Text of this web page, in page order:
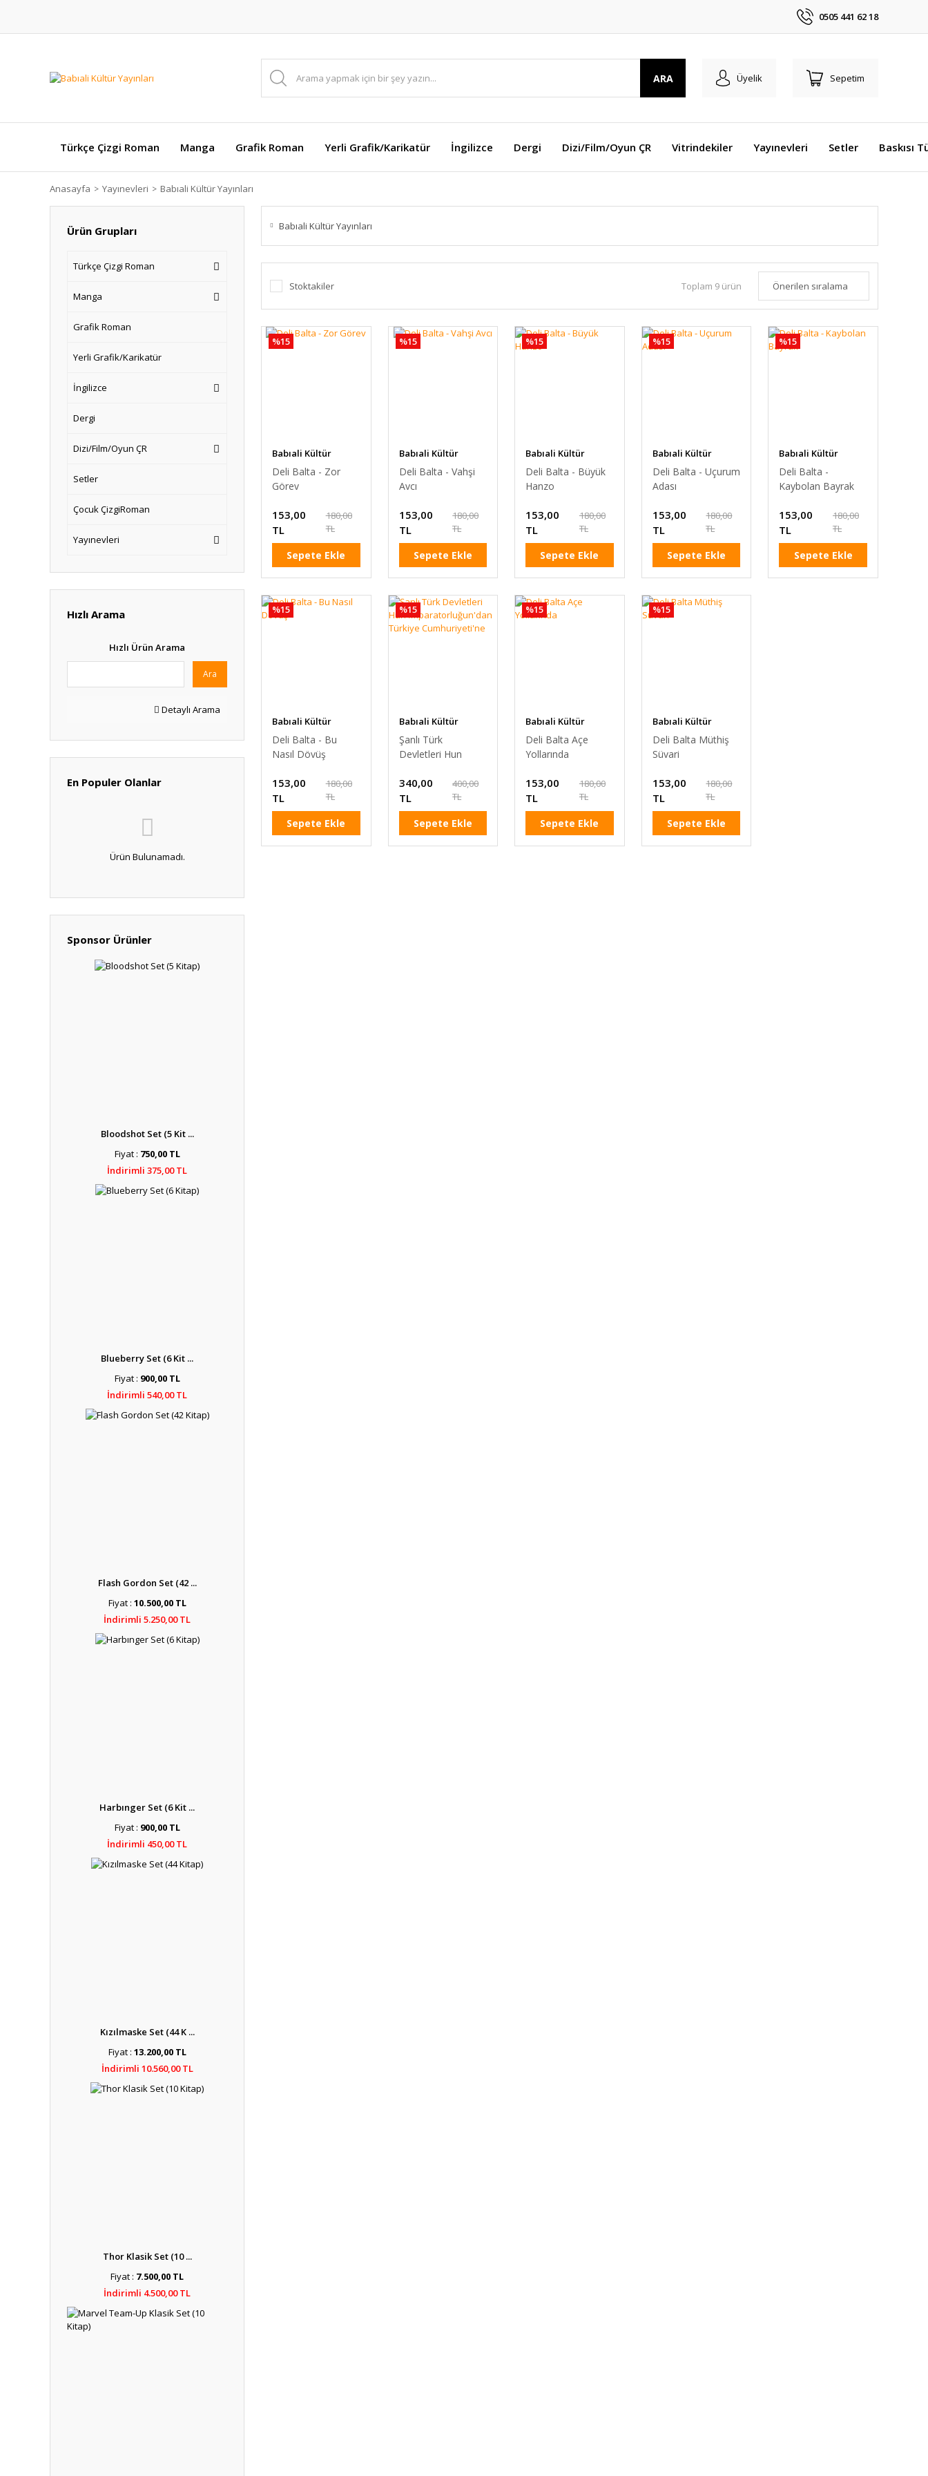
0505 441 62 18
ARA Üyelik Sepetim
Türkçe Çizgi Roman Manga Grafik Roman Yerli Grafik/Karikatür İngilizce Dergi Dizi/Film/Oyun ÇR Vitrindekiler Yayınevleri Setler Baskısı
Anasayfa Yayınevleri Babıali Kültür Yayınları
Ürün Grupları
Türkçe Çizgi Roman
Manga
Grafik Roman
Yerli Grafik/Karikatür
İngilizce
Dergi
Dizi/Film/Oyun ÇR
Setler
Çocuk ÇizgiRoman
Yayınevleri
Hızlı Arama
Hızlı Ürün Arama
Ara
Detaylı Arama
En Populer Olanlar
Ürün Bulunamadı.
Sponsor Ürünler
Bloodshot Set (5 Kit ...
Fiyat : 750,00 TL
İndirimli 375,00 TL
Blueberry Set (6 Kit ...
Fiyat : 900,00 TL
İndirimli 540,00 TL
Flash Gordon Set (42 ...
Fiyat : 10.500,00 TL
İndirimli 5.250,00 TL
Harbınger Set (6 Kit ...
Fiyat : 900,00 TL
İndirimli 450,00 TL
Kızılmaske Set (44 K ...
Fiyat : 13.200,00 TL
İndirimli 10.560,00 TL
Thor Klasik Set (10 ...
Fiyat : 7.500,00 TL
İndirimli 4.500,00 TL
Babıali Kültür Yayınları
Stoktakiler Toplam 9 ürün
%15
Babıali Kültür
Yayınları
Deli Balta - Zor
Görev
153,00
TL
180,00
TL
Sepete Ekle
%15
Babıali Kültür
Yayınları
Deli Balta - Vahşi
Avcı
153,00
TL
180,00
TL
Sepete Ekle
%15
Babıali Kültür
Yayınları
Deli Balta - Büyük
Hanzo
153,00
TL
180,00
TL
Sepete Ekle
%15
Babıali Kültür
Yayınları
Deli Balta - Uçurum
Adası
153,00
TL
180,00
TL
Sepete Ekle
%15
Babıali Kültür
Yayınları
Deli Balta -
Kaybolan Bayrak
153,00
TL
180,00
TL
Sepete Ekle
%15
Babıali Kültür
Yayınları
Deli Balta - Bu
Nasıl Dövüş
153,00
TL
180,00
TL
Sepete Ekle
%15
Babıali Kültür
Yayınları
Şanlı Türk
Devletleri Hun
Türkiye
Cumhuriyeti'ne
340,00
TL
400,00
TL
Sepete Ekle
%15
Babıali Kültür
Yayınları
Deli Balta Açe
Yollarında
153,00
TL
180,00
TL
Sepete Ekle
%15
Babıali Kültür
Yayınları
Deli Balta Müthiş
Süvari
153,00
TL
180,00
TL
Sepete Ekle